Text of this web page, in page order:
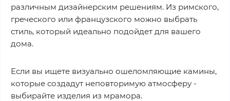
различным дизайнерским решениям. Из римского,
греческого или французского можно выбрать
стиль, который идеально подойдет для вашего
дома.
Если вы ищете визуально ошеломляющие камины,
которые создадут неповторимую атмосферу -
выбирайте изделия из мрамора.